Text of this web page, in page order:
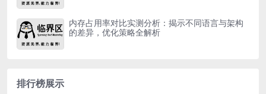
内存占用率对比实测分析：揭示不同语言与架构
的差异，优化策略全解析
排行榜展示